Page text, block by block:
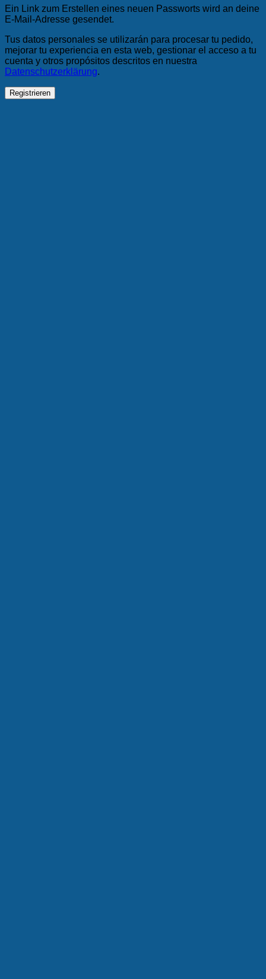
Ein Link zum Erstellen eines neuen Passworts wird an deine
E-Mail-Adresse gesendet.
Tus datos personales se utilizarán para procesar tu pedido,
mejorar tu experiencia en esta web, gestionar el acceso a tu
cuenta y otros propósitos descritos en nuestra
Datenschutzerklärung.
Registrieren